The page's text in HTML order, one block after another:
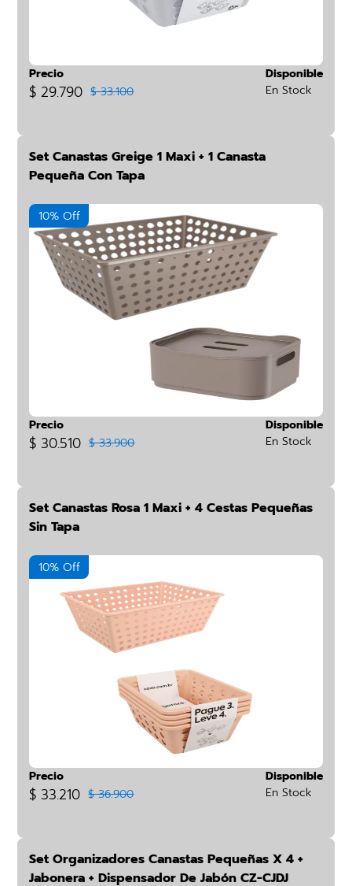
Precio
$ 29.790 $ 33.100
Disponible
En Stock
Set Canastas Greige 1 Maxi + 1 Canasta
Pequeña Con Tapa
10% Off
Precio
$ 30.510 $ 33.900
Disponible
En Stock
Set Canastas Rosa 1 Maxi + 4 Cestas Pequeñas
Sin Tapa
10% Off
Precio
$ 33.210 $ 36.900
Disponible
En Stock
Set Organizadores Canastas Pequeñas X 4 +
Jabonera + Dispensador De Jabón CZ-CJDJ